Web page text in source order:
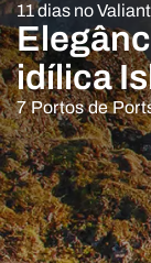
11 dias no
idílica
7 Portos de